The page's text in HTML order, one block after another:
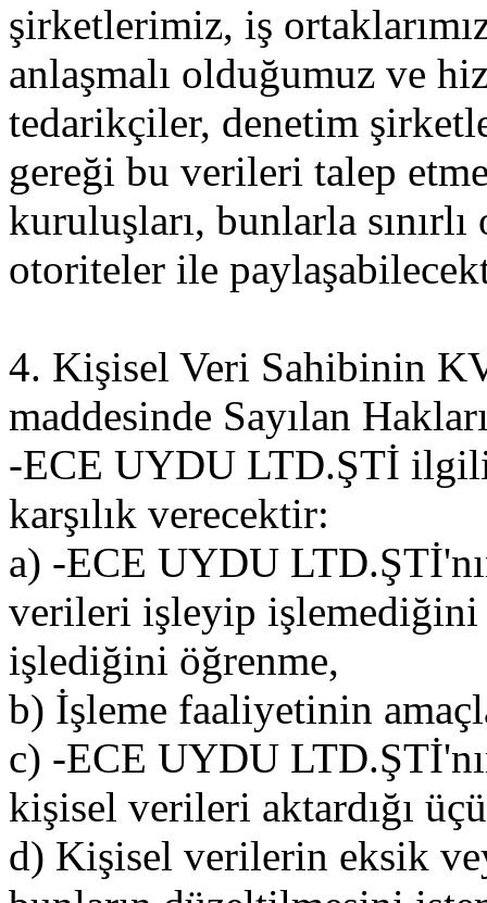
şirketlerimiz, iş
anlaşmalı olduğumuz ve
tedarikçiler, denetim
gereği bu verileri talep
kuruluşları, bunlarla
otoriteler ile
4. Kişisel Veri Sahibinin
maddesinde Sayılan
-ECE UYDU LTD.ŞTİ
karşılık verecektir:
a) -ECE UYDU
verileri işleyip
işlediğini öğrenme,
b) İşleme faaliyetinin
c) -ECE UYDU
kişisel verileri aktardığı
d) Kişisel verilerin eksik